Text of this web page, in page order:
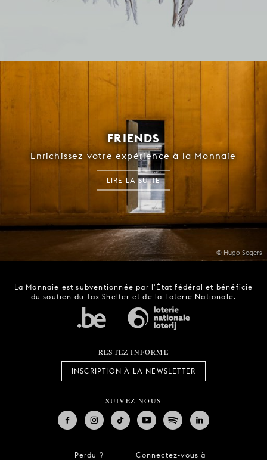
© Hugo Segers
FRIENDS
Enrichissez votre expérience à la Monnaie
LIRE LA SUITE
La Monnaie est subventionnée par l'État fédéral et bénéficie
du soutien du Tax Shelter et de la Loterie Nationale.
RESTEZ INFORMÉ
INSCRIPTION À LA NEWSLETTER
SUIVEZ-NOUS
Perdu ? Connectez-vous à